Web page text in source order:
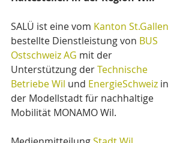
SALÜ ist eine vom Kanton St.Gallen
bestellte Dienstleistung von BUS
Ostschweiz AG mit der
Unterstützung der Technische
Betriebe Wil und EnergieSchweiz in
der Modellstadt für nachhaltige
Mobilität MONAMO Wil.